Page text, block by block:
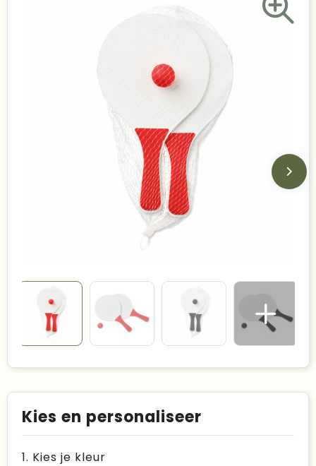
Duurzame keuzes
Made in Europe
Kies en personaliseer
1. Kies je kleur